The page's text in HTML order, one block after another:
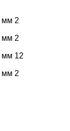
мм 2
мм 2
мм 12
мм 2